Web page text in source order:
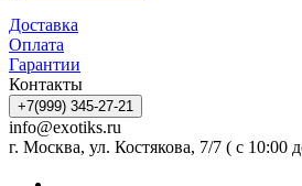
Доставка
Оплата
Гарантии
Контакты
+7(999) 345-27-21
info@exotiks.ru
г. Москва, ул. Костякова, 7/7 ( с 10:00